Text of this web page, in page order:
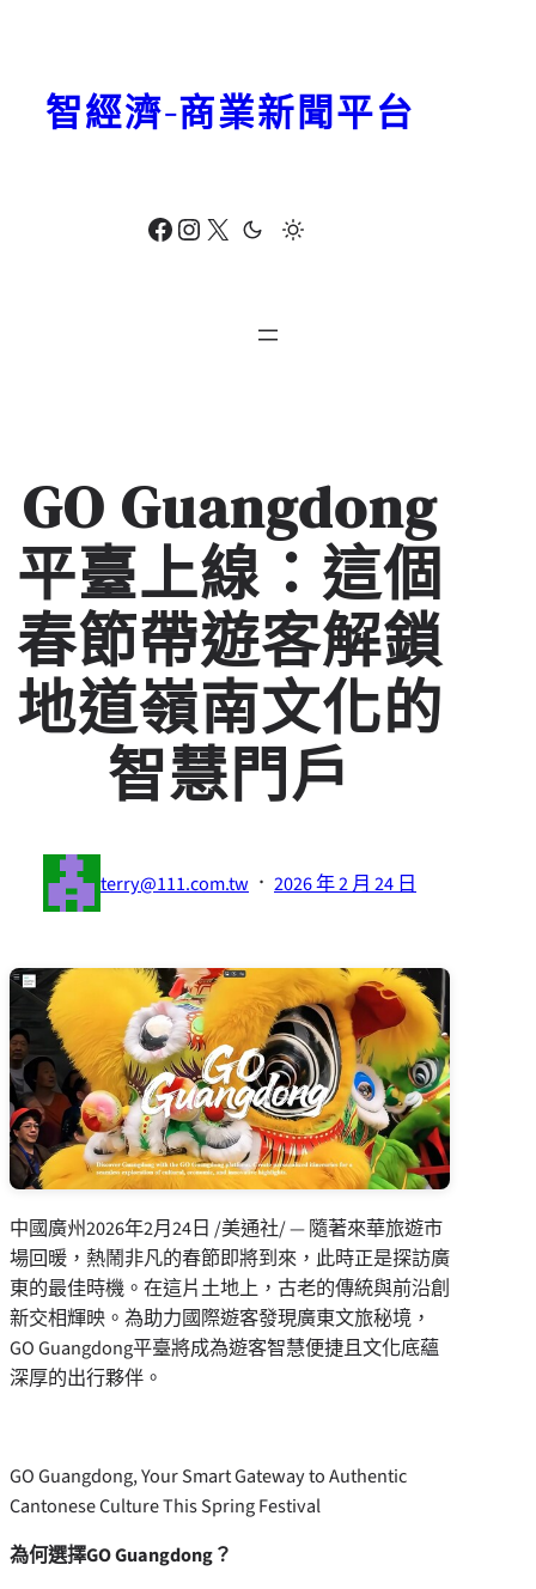
Facebook Instagram X
智經濟-商業新聞平台
GO Guangdong
平臺上線：這個
春節帶遊客解鎖
地道嶺南文化的
智慧門戶
terry@111.com.tw · 2026 年 2 月 24 日
中國廣州2026年2月24日 /美通社/ — 隨著來華旅遊市
場回暖，熱鬧非凡的春節即將到來，此時正是探訪廣
東的最佳時機。在這片土地上，古老的傳統與前沿創
新交相輝映。為助力國際遊客發現廣東文旅秘境，
GO Guangdong平臺將成為遊客智慧便捷且文化底蘊
深厚的出行夥伴。
GO Guangdong, Your Smart Gateway to Authentic
Cantonese Culture This Spring Festival
為何選擇GO Guangdong？